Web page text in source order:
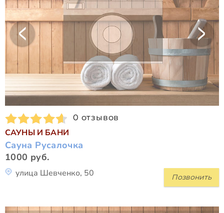
0 отзывов
САУНЫ И БАНИ
Сауна Русалочка
1000 руб.
Позвонить
улица Шевченко, 50